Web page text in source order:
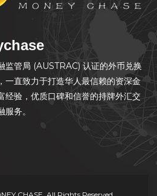
监管局 (AUSTRAC) 认证的外币兑换
一直致力于打造华人最信赖的资深金
经验，优质口碑和信誉的持牌外汇交
务。